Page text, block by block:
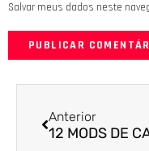
Salvar meus dados neste
Anterior